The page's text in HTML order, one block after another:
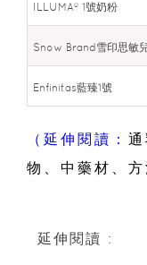
ILLUMA® 1號奶粉
Snow Brand雪印思敏
Enfinitas藍臻1號
（延伸閱讀：
物、中藥材、
延伸閱讀 :